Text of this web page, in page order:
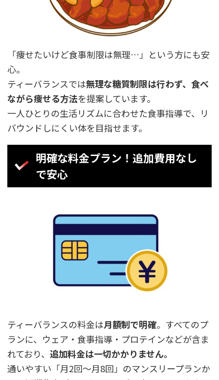
「痩せたいけど食事制限は無理…」という方にも安
心。
ティーバランスでは無理な糖質制限は行わず、食べ
ながら痩せる方法を提案しています。
一人ひとりの生活リズムに合わせた食事指導で、リ
バウンドしにくい体を目指せます。
明確な料金プラン！追加費用なし
で安心
ティーバランスの料金は月額制で明確。すべてのプ
ランに、ウェア・食事指導・プロテインなどが含ま
れており、 追加料金は一切かかりません。
通いやすい「月2回～月8回」のマンスリープランか